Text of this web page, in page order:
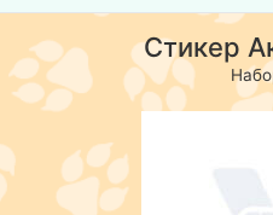
Стикер